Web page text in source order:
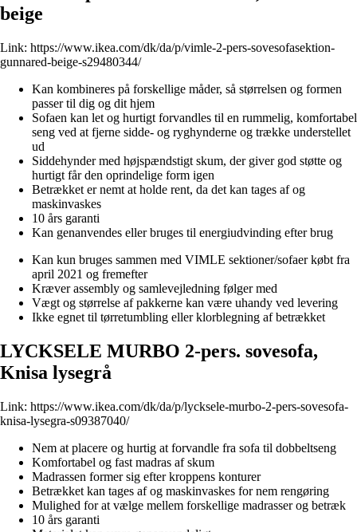
beige
Link: https://www.ikea.com/dk/da/p/vimle-2-pers-sovesofasektion-
gunnared-beige-s29480344/
Kan kombineres på forskellige måder, så størrelsen og formen
passer til dig og dit hjem
Sofaen kan let og hurtigt forvandles til en rummelig, komfortabel
seng ved at fjerne sidde- og ryghynderne og trække understellet
ud
Siddehynder med højspændstigt skum, der giver god støtte og
hurtigt får den oprindelige form igen
Betrækket er nemt at holde rent, da det kan tages af og
maskinvaskes
10 års garanti
Kan genanvendes eller bruges til energiudvinding efter brug
Kan kun bruges sammen med VIMLE sektioner/sofaer købt fra
april 2021 og fremefter
Kræver assembly og samlevejledning følger med
Vægt og størrelse af pakkerne kan være uhandy ved levering
Ikke egnet til tørretumbling eller klorblegning af betrækket
LYCKSELE MURBO 2-pers. sovesofa,
Knisa lysegrå
Link: https://www.ikea.com/dk/da/p/lycksele-murbo-2-pers-sovesofa-
knisa-lysegra-s09387040/
Nem at placere og hurtig at forvandle fra sofa til dobbeltseng
Komfortabel og fast madras af skum
Madrassen former sig efter kroppens konturer
Betrækket kan tages af og maskinvaskes for nem rengøring
Mulighed for at vælge mellem forskellige madrasser og betræk
10 års garanti